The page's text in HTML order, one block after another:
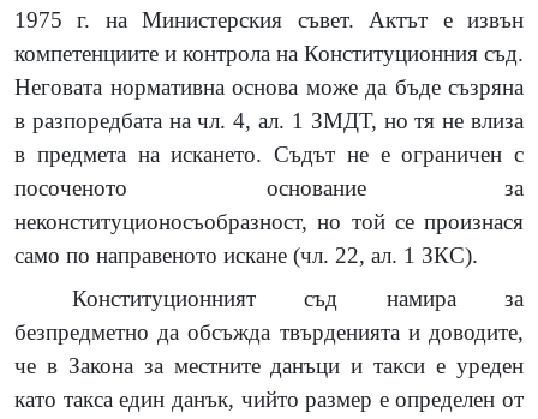
1975 г. на Министерския съвет. Актът е извън
компетенциите и контрола на Конституционния съд.
Неговата нормативна основа може да бъде съзряна
в разпоредбата на чл. 4, ал. 1 ЗМДТ, но тя не влиза
в предмета на искането. Съдът не е ограничен с
посоченото основание за
неконституционосъобразност, но той се произнася
само по направеното искане (чл. 22, ал. 1 ЗКС).
Конституционният съд намира за
безпредметно да обсъжда твърденията и доводите,
че в Закона за местните данъци и такси е уреден
като такса един данък, чийто размер е определен от